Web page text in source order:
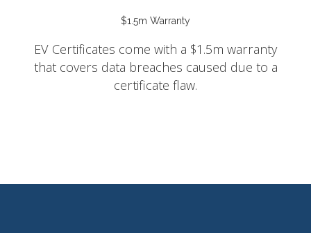
$1.5m Warranty
EV Certificates come with a $1.5m warranty
that covers data breaches caused due to a
certificate flaw.